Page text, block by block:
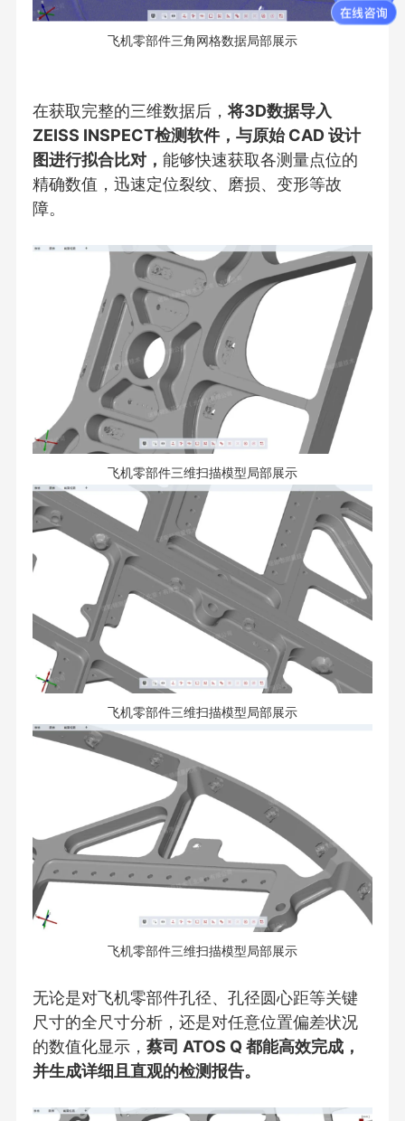
飞机零部件三角网格数据局部展示
在获取完整的三维数据后，将3D数据导入
ZEISS INSPECT检测软件，与原始 CAD 设计
图进行拟合比对，能够快速获取各测量点位的
精确数值，迅速定位裂纹、磨损、变形等故
障。
飞机零部件三维扫描模型局部展示
飞机零部件三维扫描模型局部展示
飞机零部件三维扫描模型局部展示
无论是对飞机零部件孔径、孔径圆心距等关键
尺寸的全尺寸分析，还是对任意位置偏差状况
的数值化显示，蔡司 ATOS Q 都能高效完成，
并生成详细且直观的检测报告。